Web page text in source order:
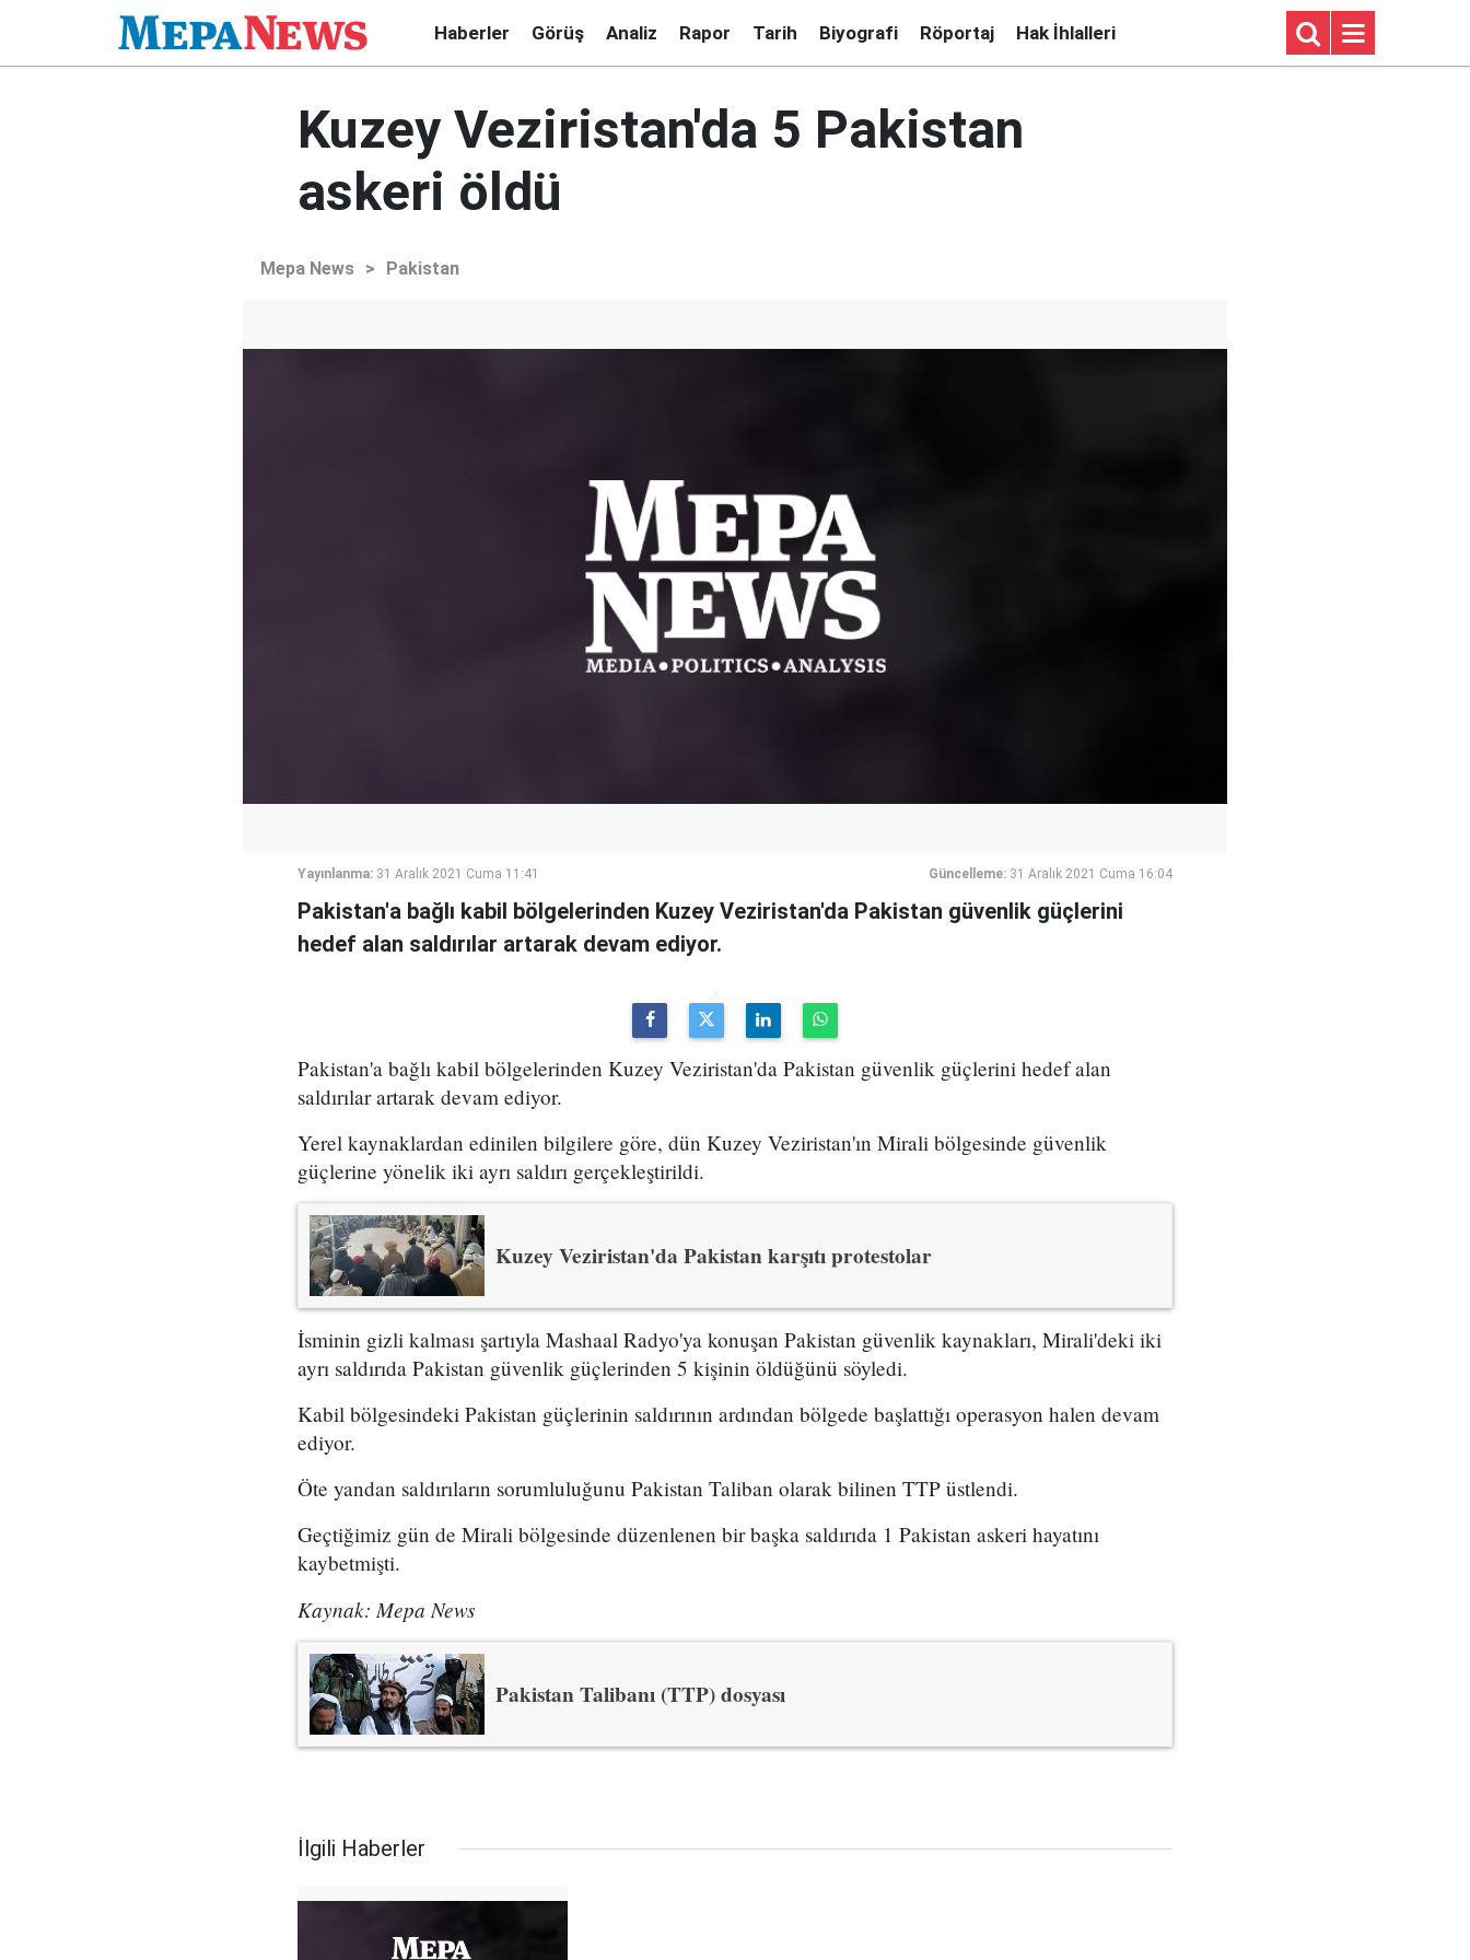
Haberler Görüş Analiz Rapor Tarih Biyografi Röportaj Hak İhlalleri
Kuzey Veziristan'da 5 Pakistan
askeri öldü
Mepa News > Pakistan
Yayınlanma: 31 Aralık 2021 Cuma 11:41 Güncelleme: 31 Aralık 2021 Cuma 16:04
Pakistan'a bağlı kabil bölgelerinden Kuzey Veziristan'da Pakistan güvenlik güçlerini
hedef alan saldırılar artarak devam ediyor.
Pakistan'a bağlı kabil bölgelerinden Kuzey Veziristan'da Pakistan güvenlik güçlerini hedef alan
saldırılar artarak devam ediyor.
Yerel kaynaklardan edinilen bilgilere göre, dün Kuzey Veziristan'ın Mirali bölgesinde güvenlik
güçlerine yönelik iki ayrı saldırı gerçekleştirildi.
Kuzey Veziristan'da Pakistan karşıtı protestolar
İsminin gizli kalması şartıyla Mashaal Radyo'ya konuşan Pakistan güvenlik kaynakları, Mirali'deki iki
ayrı saldırıda Pakistan güvenlik güçlerinden 5 kişinin öldüğünü söyledi.
Kabil bölgesindeki Pakistan güçlerinin saldırının ardından bölgede başlattığı operasyon halen devam
ediyor.
Öte yandan saldırıların sorumluluğunu Pakistan Taliban olarak bilinen TTP üstlendi.
Geçtiğimiz gün de Mirali bölgesinde düzenlenen bir başka saldırıda 1 Pakistan askeri hayatını
kaybetmişti.
Kaynak: Mepa News
Pakistan Talibanı (TTP) dosyası
İlgili Haberler